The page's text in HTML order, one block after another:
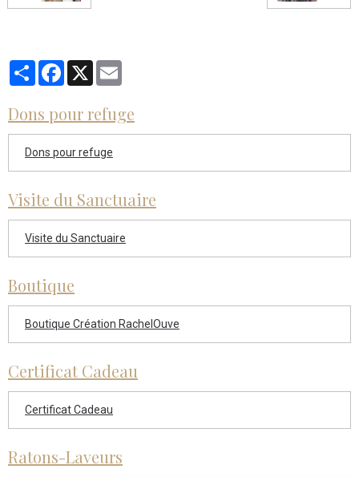
PartagerFacebook
X
Dons pour refuge
Dons pour refuge
Visite du Sanctuaire
Visite du Sanctuaire
Boutique
Boutique Création RachelOuve
Certificat Cadeau
Certificat Cadeau
Ratons-Laveurs